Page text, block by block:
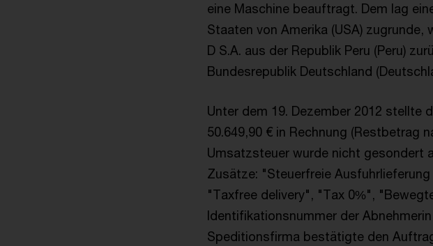
eine Maschine beauftragt. Dem lag
Staaten von Amerika (USA)
D S.A. aus der Republik Peru (Peru)
Bundesrepublik Deutschland
Unter dem 19. Dezember 2012 stellte
50.649,90 € in Rechnung (Restbetrag
Umsatzsteuer wurde nicht gesondert
Zusätze: "Steuerfreie
"Taxfree delivery", "Tax 0%",
Identifikationsnummer der
Speditionsfirma bestätigte den